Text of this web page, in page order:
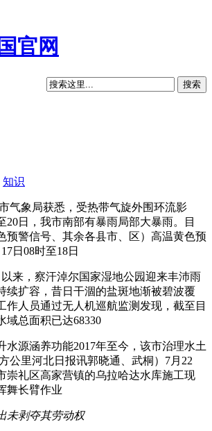
官网
知识
气象局获悉，受热带气旋外围环流影
20日，我市南部有暴雨局部大暴雨。目
预警信号、其余各县市、区）高温黄色预
日08时至18日
来，察汗淖尔国家湿地公园迎来丰沛雨
续扩容，昔日干涸的盐斑地渐被碧波覆
作人员通过无人机巡航监测发现，截至目
域总面积已达68330
水源涵养功能2017年至今，该市治理水土
公里河北日报讯郭晓通、武桐）7月22
崇礼区高家营镇的乌拉哈达水库施工现
舞长臂作业